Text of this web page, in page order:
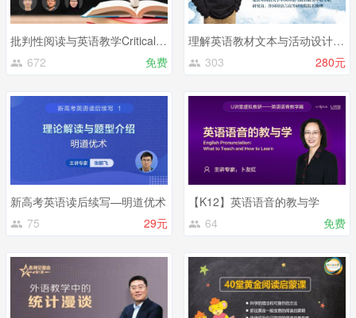
批判性阅读与英语教学Critical Reading and English Teaching
672
免费
理解英语教材文本与活动设计——案例与分析
303
280元
新高考英语读后续写—明道优术
75
29元
【K12】英语语音的教与学
64
免费